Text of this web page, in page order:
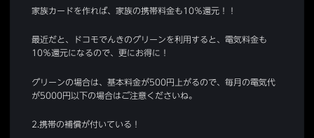
家族カードを作れば、家族の携帯料金も10％還元！！
最近だと、ドコモでんきのグリーンを利用すると、電気料金も
10％還元になるので、更にお得に！
グリーンの場合は、基本料金が500円上がるので、毎月の電気代
が5000円以下の場合はご注意くださいね。
2.携帯の補償が付いている！